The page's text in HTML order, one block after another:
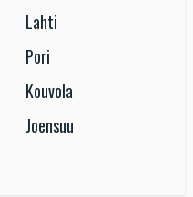
Lahti
Pori
Kouvola
Joensuu